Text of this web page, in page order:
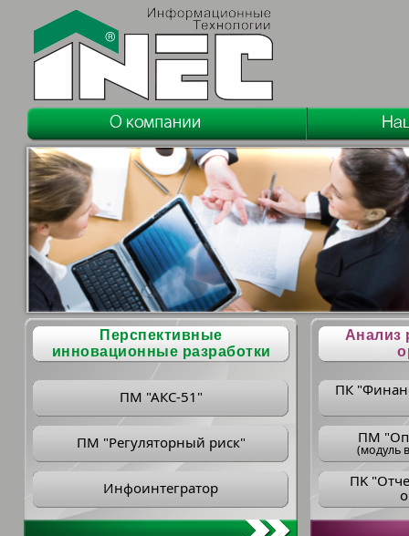
Перспективные
инновационные разработки
ПМ "АКС-51"
ПМ "Регуляторный риск"
Инфоинтегратор
Анализ
ПК
ПM
(модуль
ПK